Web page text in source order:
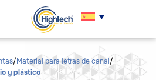
Material para letras de canal
y plástico